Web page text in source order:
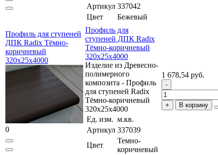
Артикул 337042
Цвет
Бежевый
Профиль для ступеней
ДПК Radix Тёмно-
коричневый
320x25x4000
0
Профиль для
ступеней ДПК Radix
Тёмно-коричневый
320x25x4000
Изделие из Древесно-
полимерного
композита - Профиль
для ступеней Radix
Тёмно-коричневый
320x25x4000
Ед. изм. м.кв.
Артикул 337039
Цвет
Темно-
коричневый
1 678,54 руб.
В корзину